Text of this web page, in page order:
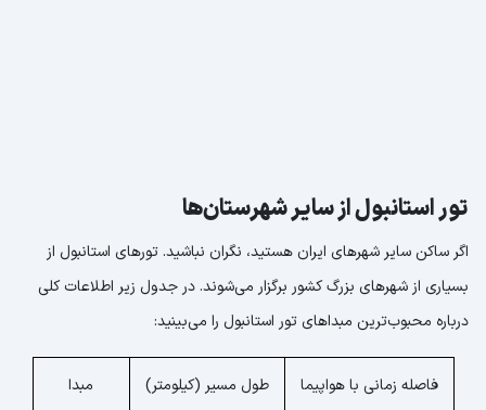
تور استانبول از سایر شهرستان‌ها
اگر ساکن سایر شهرهای ایران هستید، نگران نباشید. تورهای استانبول از
بسیاری از شهرهای بزرگ کشور برگزار می‌شوند. در جدول زیر اطلاعات کلی
درباره محبوب‌ترین مبداهای تور استانبول را می‌بینید:
فاصله زمانی با هواپیما طول مسیر (کیلومتر) مبدا